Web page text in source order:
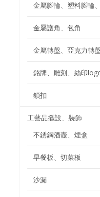
金屬腳輪、塑料腳輪
金屬護角、包角
金屬轉盤、亞克力轉
銘牌、雕刻、絲印
鎖扣
工藝品擺設、裝飾
不銹鋼酒壺、煙盒
早餐板、切菜板
沙漏